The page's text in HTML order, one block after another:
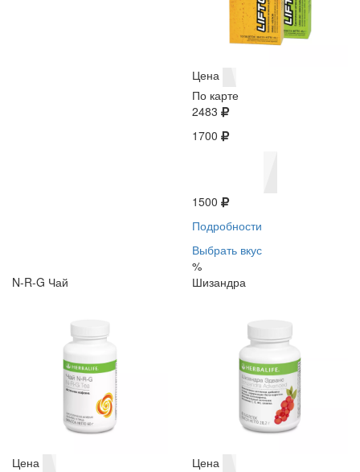
Цена
По карте
2483
1700
1500
Подробности
Выбрать вкус
%
N-R-G Чай
Цена
Шизандра
Цена